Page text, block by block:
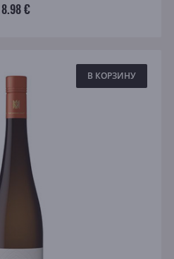
8.98 €
В КОРЗИНУ